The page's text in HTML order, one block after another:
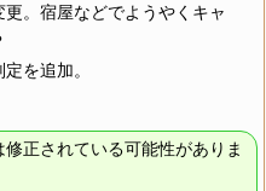
。宿屋などでようやくキャ
を追加。
正されている可能性がありま